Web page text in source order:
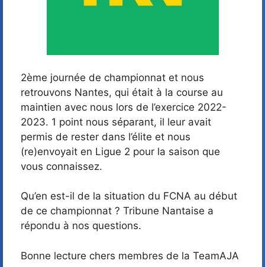
2ème journée de championnat et nous
retrouvons Nantes, qui était à la course au
maintien avec nous lors de l’exercice 2022-
2023. 1 point nous séparant, il leur avait
permis de rester dans l’élite et nous
(re)envoyait en Ligue 2 pour la saison que
vous connaissez.
Qu’en est-il de la situation du FCNA au début
de ce championnat ? Tribune Nantaise a
répondu à nos questions.
Bonne lecture chers membres de la TeamAJA